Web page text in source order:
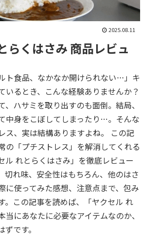
2025.08.11
らくはさみ 商品レビュ
ト食品、なかなか開けられない…」キ
いるとき、こんな経験ありませんか？
、ハサミを取り出すのも面倒。結局、
中身をこぼしてしまったり…。そんな
ス、実は結構ありますよね。 この記
の「プチストレス」を解消してくれる
ル れとらくはさみ」を徹底レビュー
切れ味、安全性はもちろん、他のはさ
に使ってみた感想、注意点まで、包み
。この記事を読めば、「ヤクセル れ
当にあなたに必要なアイテムなのか、
です。